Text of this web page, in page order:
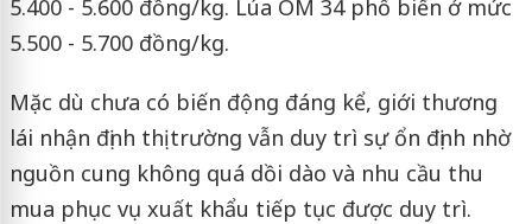
5.400 - 5.600 đồng/kg. Lúa OM 34 phổ biến ở mức
5.500 - 5.700 đồng/kg.
Mặc dù chưa có biến động đáng kể, giới thương
lái nhận định thị trường vẫn duy trì sự ổn định nhờ
nguồn cung không quá dồi dào và nhu cầu thu
mua phục vụ xuất khẩu tiếp tục được duy trì.